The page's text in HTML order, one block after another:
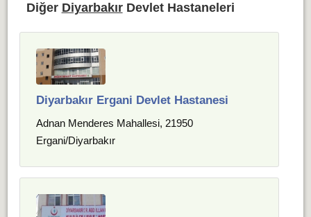
Diğer DiyarbakırDevlet Hastaneleri
Diyarbakır Ergani Devlet Hastanesi
Adnan Menderes Mahallesi, 21950
Ergani/Diyarbakır